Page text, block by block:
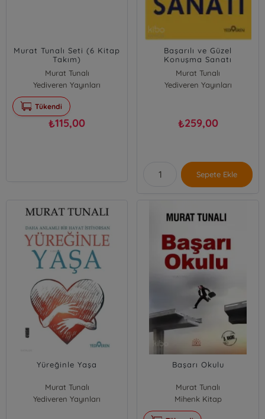
Murat Tunalı Seti (6 Kitap
Takım)
Murat Tunalı
Yediveren Yayınları
Tükendi
₺115,00
Başarılı ve Güzel
Konuşma Sanatı
Murat Tunalı
Yediveren Yayınları
₺259,00
Sepete Ekle
Yüreğinle Yaşa
Murat Tunalı
Yediveren Yayınları
Başarı Okulu
Murat Tunalı
Mihenk Kitap